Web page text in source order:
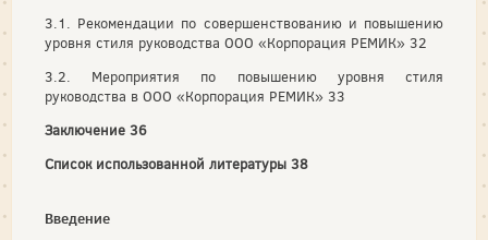
3.1. Рекомендации по совершенствованию и повышению
уровня стиля руководства ООО «Корпорация РЕМИК» 32
3.2. Мероприятия по повышению уровня стиля
руководства в ООО «Корпорация РЕМИК» 33
Заключение 36
Список использованной литературы 38
Введение